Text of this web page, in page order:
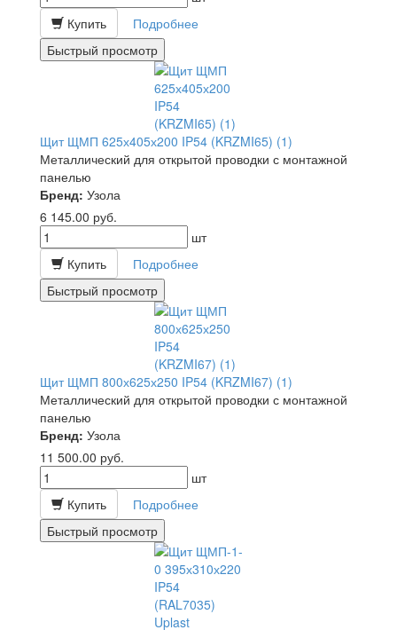
Купить
Подробнее
Быстрый просмотр
Щит ЩМП 625х405х200 IP54 (KRZMI65) (1)
Металлический для открытой проводки с монтажной
панелью
Бренд: Узола
6 145.00 руб.
шт
Купить
Подробнее
Быстрый просмотр
Щит ЩМП 800х625х250 IP54 (KRZMI67) (1)
Металлический для открытой проводки с монтажной
панелью
Бренд: Узола
11 500.00 руб.
шт
Купить
Подробнее
Быстрый просмотр